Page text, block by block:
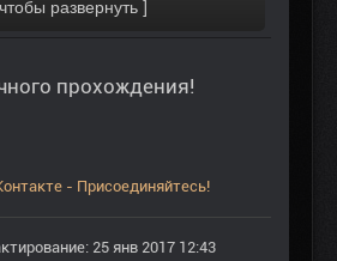
прохождения!
- Присоединяйтесь!
25 янв 2017 12:43